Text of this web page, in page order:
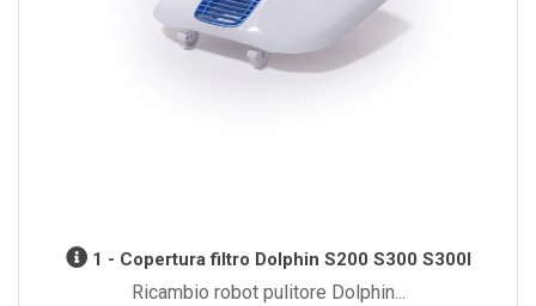
1 - Copertura filtro Dolphin S200 S300 S300I
Ricambio robot pulitore Dolphin...